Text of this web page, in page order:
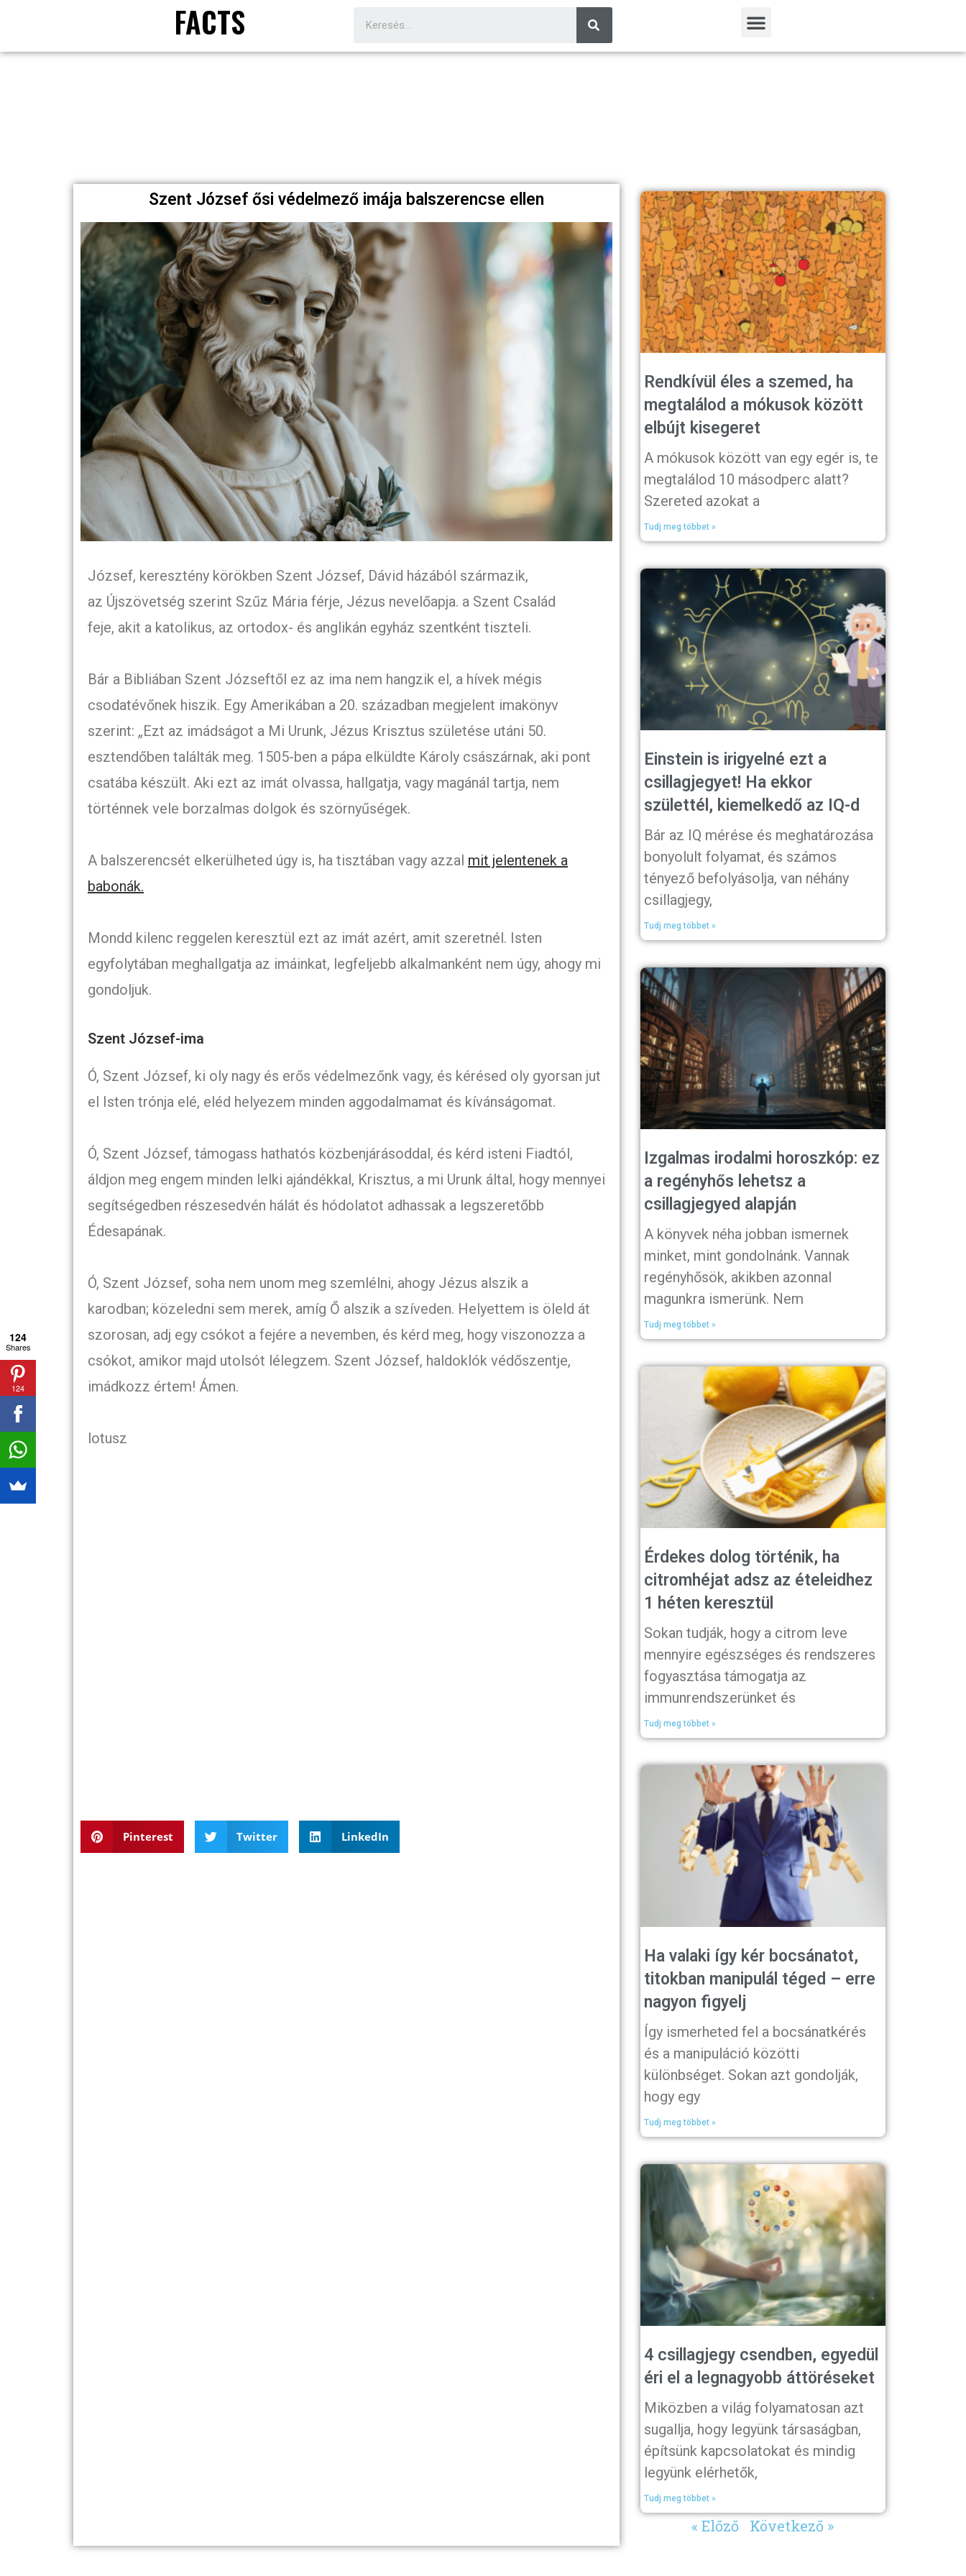
FACTS
Szent József ősi védelmező imája balszerencse ellen
József, keresztény körökben Szent József, Dávid házából származik,
az Újszövetség szerint Szűz Mária férje, Jézus nevelőapja. a Szent Család
feje, akit a katolikus, az ortodox- és anglikán egyház szentként tiszteli.
Bár a Bibliában Szent Józseftől ez az ima nem hangzik el, a hívek mégis
csodatévőnek hiszik. Egy Amerikában a 20. században megjelent imakönyv
szerint: „Ezt az imádságot a Mi Urunk, Jézus Krisztus születése utáni 50.
esztendőben találták meg. 1505-ben a pápa elküldte Károly császárnak, aki pont
csatába készült. Aki ezt az imát olvassa, hallgatja, vagy magánál tartja, nem
történnek vele borzalmas dolgok és szörnyűségek.
A balszerencsét elkerülheted úgy is, ha tisztában vagy azzal mit jelentenek a
babonák.
Mondd kilenc reggelen keresztül ezt az imát azért, amit szeretnél. Isten
egyfolytában meghallgatja az imáinkat, legfeljebb alkalmanként nem úgy, ahogy mi
gondoljuk.
Szent József-ima
Ó, Szent József, ki oly nagy és erős védelmezőnk vagy, és kérésed oly gyorsan jut
el Isten trónja elé, eléd helyezem minden aggodalmamat és kívánságomat.
Ó, Szent József, támogass hathatós közbenjárásoddal, és kérd isteni Fiadtól,
áldjon meg engem minden lelki ajándékkal, Krisztus, a mi Urunk által, hogy mennyei
segítségedben részesedvén hálát és hódolatot adhassak a legszeretőbb
Édesapának.
Ó, Szent József, soha nem unom meg szemlélni, ahogy Jézus alszik a
karodban; közeledni sem merek, amíg Ő alszik a szíveden. Helyettem is öleld át
szorosan, adj egy csókot a fejére a nevemben, és kérd meg, hogy viszonozza a
csókot, amikor majd utolsót lélegzem. Szent József, haldoklók védőszentje,
imádkozz értem! Ámen.
lotusz
Pinterest Twitter LinkedIn
Rendkívül éles a szemed, ha
megtalálod a mókusok között
elbújt kisegeret
A mókusok között van egy egér is, te
megtalálod 10 másodperc alatt?
Szereted azokat a
Tudj meg többet »
Einstein is irigyelné ezt a
csillagjegyet! Ha ekkor
születtél, kiemelkedő az IQ-d
Bár az IQ mérése és meghatározása
bonyolult folyamat, és számos
tényező befolyásolja, van néhány
csillagjegy,
Tudj meg többet »
Izgalmas irodalmi horoszkóp: ez
a regényhős lehetsz a
csillagjegyed alapján
A könyvek néha jobban ismernek
minket, mint gondolnánk. Vannak
regényhősök, akikben azonnal
magunkra ismerünk. Nem
Tudj meg többet »
Érdekes dolog történik, ha
citromhéjat adsz az ételeidhez
1 héten keresztül
Sokan tudják, hogy a citrom leve
mennyire egészséges és rendszeres
fogyasztása támogatja az
immunrendszerünket és
Tudj meg többet »
Ha valaki így kér bocsánatot,
titokban manipulál téged – erre
nagyon figyelj
Így ismerheted fel a bocsánatkérés
és a manipuláció közötti
különbséget. Sokan azt gondolják,
hogy egy
Tudj meg többet »
4 csillagjegy csendben, egyedül
éri el a legnagyobb áttöréseket
Miközben a világ folyamatosan azt
sugallja, hogy legyünk társaságban,
építsünk kapcsolatokat és mindig
legyünk elérhetők,
Tudj meg többet »
« Előző Következő »
124
Shares
124